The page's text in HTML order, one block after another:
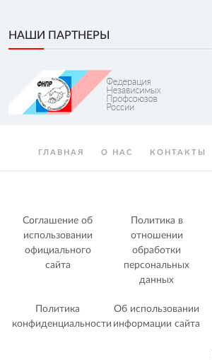
НАШИ ПАРТНЕРЫ
ГЛАВНАЯ О НАС КОНТАКТЫ
Соглашение об
использовании
официального
сайта
Политика в
отношении
обработки
персональных
данных
Политика
конфиденциальности
Об использовании
информации сайта